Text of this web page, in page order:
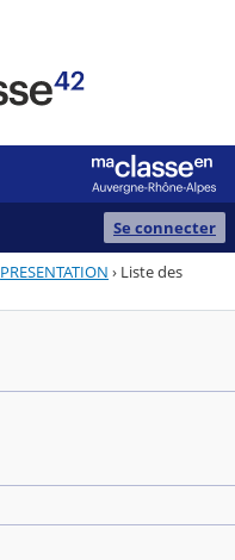
Se connecter
PRESENTATION › Liste des